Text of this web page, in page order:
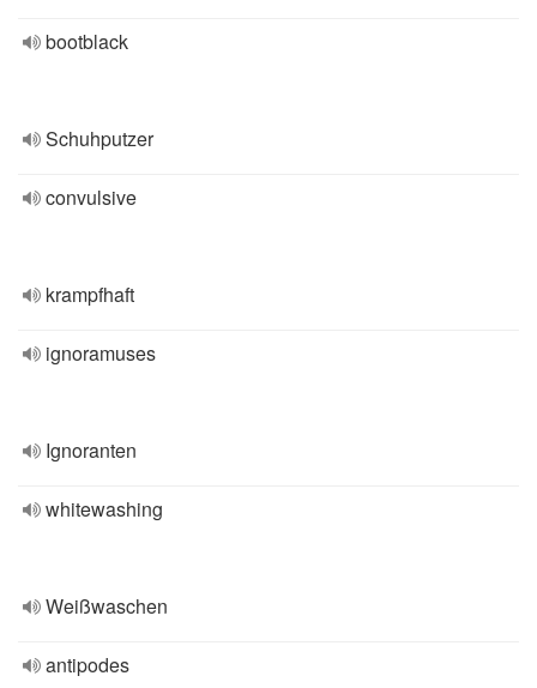
bootblack
Schuhputzer
convulsive
krampfhaft
ignoramuses
Ignoranten
whitewashing
Weißwaschen
antipodes